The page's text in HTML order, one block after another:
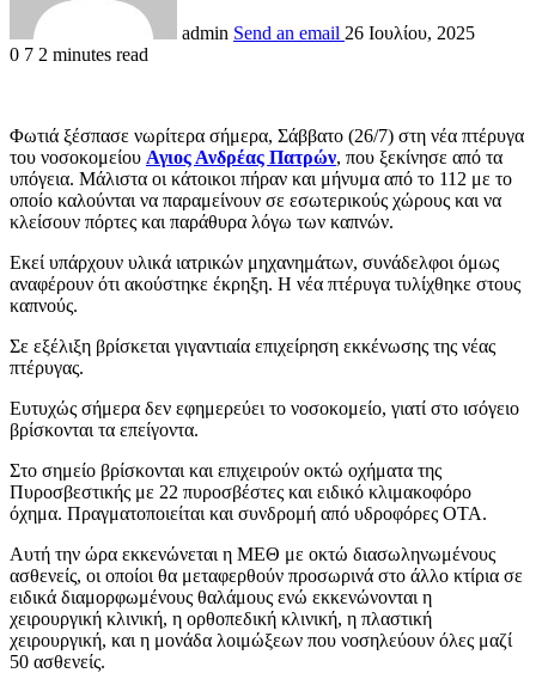
admin Send an email 26 Ιουλίου, 2025
0 7 2 minutes read
Φωτιά ξέσπασε νωρίτερα σήμερα, Σάββατο (26/7) στη νέα πτέρυγα
του νοσοκομείου Αγιος Ανδρέας Πατρών, που ξεκίνησε από τα
υπόγεια. Μάλιστα οι κάτοικοι πήραν και μήνυμα από το 112 με το
οποίο καλούνται να παραμείνουν σε εσωτερικούς χώρους και να
κλείσουν πόρτες και παράθυρα λόγω των καπνών.
Εκεί υπάρχουν υλικά ιατρικών μηχανημάτων, συνάδελφοι όμως
αναφέρουν ότι ακούστηκε έκρηξη. Η νέα πτέρυγα τυλίχθηκε στους
καπνούς.
Σε εξέλιξη βρίσκεται γιγαντιαία επιχείρηση εκκένωσης της νέας
πτέρυγας.
Ευτυχώς σήμερα δεν εφημερεύει το νοσοκομείο, γιατί στο ισόγειο
βρίσκονται τα επείγοντα.
Στο σημείο βρίσκονται και επιχειρούν οκτώ οχήματα της
Πυροσβεστικής με 22 πυροσβέστες και ειδικό κλιμακοφόρο
όχημα. Πραγματοποιείται και συνδρομή από υδροφόρες ΟΤΑ.
Αυτή την ώρα εκκενώνεται η ΜΕΘ με οκτώ διασωληνωμένους
ασθενείς, οι οποίοι θα μεταφερθούν προσωρινά στο άλλο κτίρια σε
ειδικά διαμορφωμένους θαλάμους ενώ εκκενώνονται η
χειρουργική κλινική, η ορθοπεδική κλινική, η πλαστική
χειρουργική, και η μονάδα λοιμώξεων που νοσηλεύουν όλες μαζί
50 ασθενείς.